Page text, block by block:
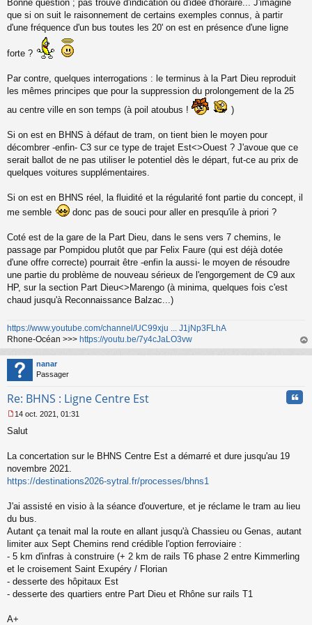
e
s
s
e
o
u
Bonne question ; pas trouvé d'indication ou d'idée d'horaire... J'imagine
que si on suit le raisonnement de certains exemples connus, à partir
d'une fréquence d'un bus toutes les 20' on est en présence d'une ligne
forte ?
Par contre, quelques interrogations : le terminus à la Part Dieu reproduit
les mêmes principes que pour la suppression du prolongement de la 25
au centre ville en son temps (à poil atoubus !
)
Si on est en BHNS à défaut de tram, on tient bien le moyen pour
décombrer -enfin- C3 sur ce type de trajet Est<>Ouest ? J'avoue que ce
serait ballot de ne pas utiliser le potentiel dès le départ, fut-ce au prix de
quelques voitures supplémentaires.
Si on est en BHNS réel, la fluidité et la régularité font partie du concept, il
me semble
donc pas de souci pour aller en presqu'ile à priori ?
Coté est de la gare de la Part Dieu, dans le sens vers 7 chemins, le
passage par Pompidou plutôt que par Felix Faure (qui est déjà dotée
d'une offre correcte) pourrait être -enfin la aussi- le moyen de résoudre
une partie du problème de nouveau sérieux de l'engorgement de C9 aux
HP, sur la section Part Dieu<>Marengo (à minima, quelques fois c'est
chaud jusqu'à Reconnaissance Balzac...)
https://www.youtube.com/channel/UC99xju ... J1jNp3FLhA
Rhone-Océan >>> https://youtu.be/7y4cJaLO3vw
au
nanar
Passager
Re: BHNS : Ligne Centre Est
e
s
g
e
o
n
u
14 oct. 2021, 01:31
Salut
La concertation sur le BHNS Centre Est a démarré et dure jusqu'au 19
novembre 2021.
https://destinations2026-sytral.fr/processes/bhns1
J'ai assisté en visio à la séance d'ouverture, et je réclame le tram au lieu
du bus.
Autant ça tenait mal la route en allant jusqu'à Chassieu ou Genas, autant
limiter aux Sept Chemins rend crédible l'option ferroviaire :
- 5 km d'infras à construire (+ 2 km de rails T6 phase 2 entre Kimmerling
et le croisement Saint Exupéry / Florian
- desserte des hôpitaux Est
- desserte des quartiers entre Part Dieu et Rhône sur rails T1
A+